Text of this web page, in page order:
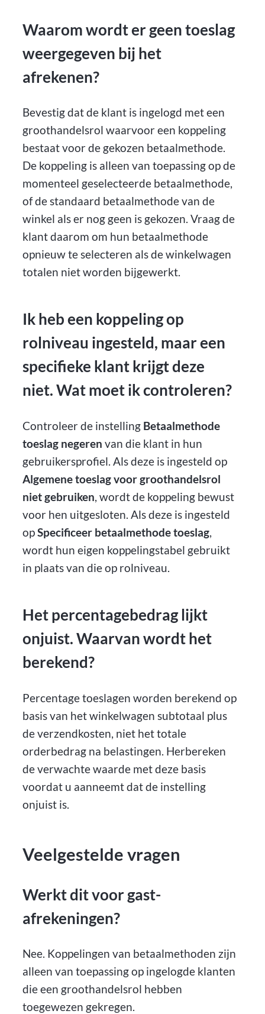
Waarom wordt er geen toeslag
weergegeven bij het
afrekenen?
Bevestig dat de klant is ingelogd met een
groothandelsrol waarvoor een koppeling
bestaat voor de gekozen betaalmethode.
De koppeling is alleen van toepassing op de
momenteel geselecteerde betaalmethode,
of de standaard betaalmethode van de
winkel als er nog geen is gekozen. Vraag de
klant daarom om hun betaalmethode
opnieuw te selecteren als de winkelwagen
totalen niet worden bijgewerkt.
Ik heb een koppeling op
rolniveau ingesteld, maar een
specifieke klant krijgt deze
niet. Wat moet ik controleren?
Controleer de instelling Betaalmethode
toeslag negeren van die klant in hun
gebruikersprofiel. Als deze is ingesteld op
Algemene toeslag voor groothandelsrol
niet gebruiken, wordt de koppeling bewust
voor hen uitgesloten. Als deze is ingesteld
opSpecificeer betaalmethode toeslag,
wordt hun eigen koppelingstabel gebruikt
in plaats van die op rolniveau.
Het percentagebedrag lijkt
onjuist. Waarvan wordt het
berekend?
Percentage toeslagen worden berekend op
basis van het winkelwagen subtotaal plus
de verzendkosten, niet het totale
orderbedrag na belastingen. Herbereken
de verwachte waarde met deze basis
voordat u aanneemt dat de instelling
onjuist is.
Veelgestelde vragen
Werkt dit voor gast-
afrekeningen?
Nee. Koppelingen van betaalmethoden zijn
alleen van toepassing op ingelogde klanten
die een groothandelsrol hebben
toegewezen gekregen.